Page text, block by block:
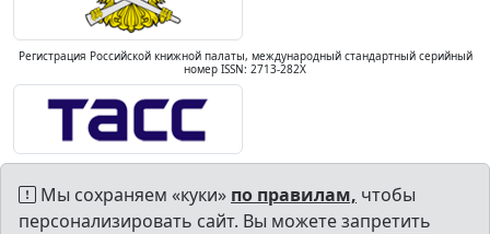
Регистрация Российской книжной палаты, международный стандартный серийный
номер ISSN: 2713-282X
Мы сохраняем «куки» по правилам, чтобы
персонализировать сайт. Вы можете запретить